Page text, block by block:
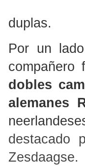
duplas.
Por un
compañero
dobles
alemanes
destacado
Zesdaagse.